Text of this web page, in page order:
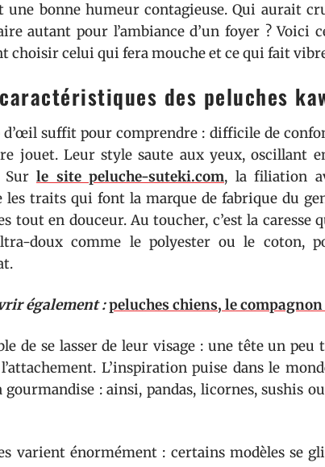
une bonne humeur contagieuse. Qui aurait
autant pour l’ambiance d’un foyer ? Voici
choisir celui qui fera mouche et ce qui fait
des peluches
d’œil suffit pour comprendre : difficile de
jouet. Leur style saute aux yeux, oscillant
Sur le site peluche-suteki.com, la filiation
les traits qui font la marque de fabrique du
tout en douceur. Au toucher, c’est la
doux comme le polyester ou le coton,
également :peluches chiens, le
de se lasser de leur visage : une tête un
L’inspiration puise dans le
gourmandise : ainsi, pandas, licornes, sushis
varient énormément : certains modèles se